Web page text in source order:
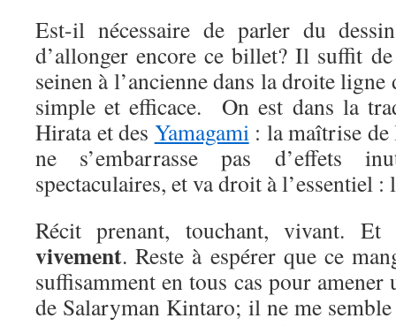
Est-il nécessaire de parler du
d’allonger encore ce billet? Il suffit
seinen à l’ancienne dans la droite
simple et efficace. On est dans la
Hirata et des Yamagami: la maîtrise de
ne s’embarrasse pas d’effets
spectaculaires, et va droit à l’essentiel :
Récit prenant, touchant, vivant.
vivement. Reste à espérer que ce
suffisamment en tous cas pour
de Salaryman Kintaro; il ne me